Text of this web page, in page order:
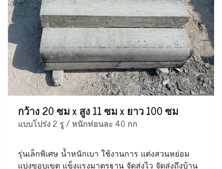
กว้าง 20 ซม x สูง 11 ซม x ยาว 100 ซม
แบบโปร่ง 2 รู / หนักท่อนละ 40 กก
รุ่นเล็กพิเศษ น้ำหนักเบา ใช้งานการ แต่งสวนหย่อม
แบ่งขอบเขต แข็งแรงมาตรฐาน จัดส่งไว จัดส่งถึงบ้าน